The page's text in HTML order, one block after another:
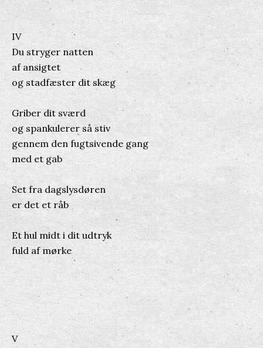
IV
Du stryger natten
af ansigtet
og stadfæster dit skæg
Griber dit sværd
og spankulerer så stiv
gennem den fugtsivende gang
med et gab
Set fra dagslysdøren
er det et råb
Et hul midt i dit udtryk
fuld af mørke
V